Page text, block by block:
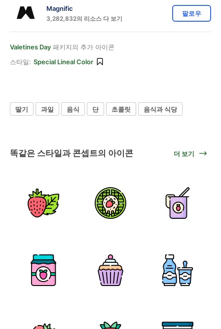
Magnific
3,282,832의 리소스 다 보기
팔로우
Valetines Day 패키지의 추가 아이콘
스타일: Special Lineal Color
딸기 과일 음식 단 초콜릿 음식과 식당
똑같은 스타일과 콘셉트의 아이콘 더 보기